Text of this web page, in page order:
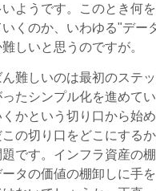
ようです。このとき何
くのか、いわゆる"デー
しいと思うのですが。
ん難しいのは最初のステ
たシンプル化を進めて
かという切り口から始
この切り口をどこにする
です。インフラ資産の
タの価値の棚卸しに手